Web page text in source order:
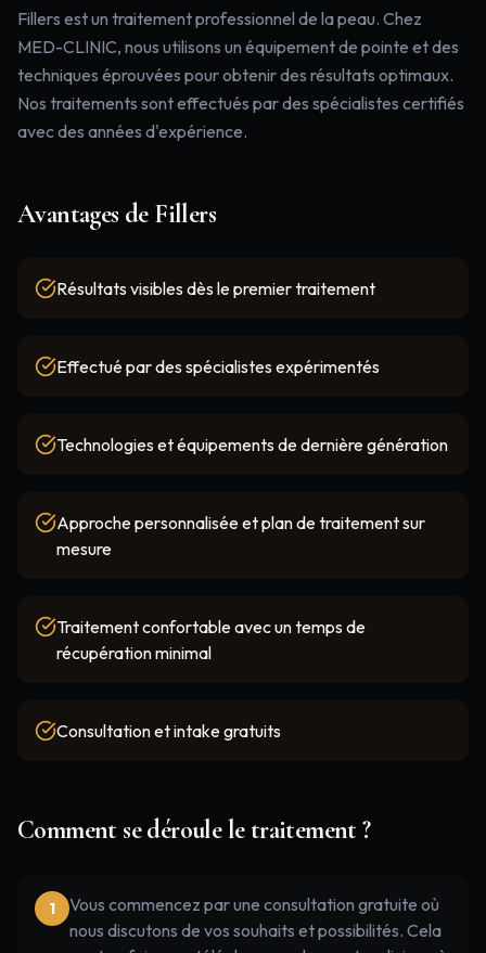
Fillers est un traitement professionnel de la peau. Chez
MED-CLINIC, nous utilisons un équipement de pointe et des
techniques éprouvées pour obtenir des résultats optimaux.
Nos traitements sont effectués par des spécialistes certifiés
avec des années d'expérience.
Avantages de Fillers
Résultats visibles dès le premier traitement
Effectué par des spécialistes expérimentés
Technologies et équipements de dernière génération
Approche personnalisée et plan de traitement sur
mesure
Traitement confortable avec un temps de
récupération minimal
Consultation et intake gratuits
Comment se déroule le traitement ?
1
Vous commencez par une consultation gratuite où
nous discutons de vos souhaits et possibilités. Cela